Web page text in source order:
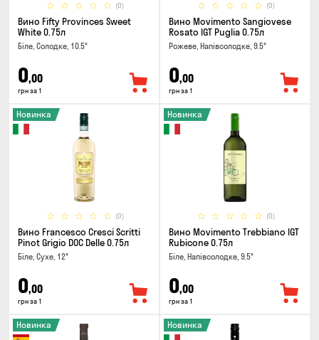
(0)
Вино Fifty Provinces Sweet
White 0.75л
Біле, Солодке, 10.5°
0,00
грн за 1
(0)
Вино Movimento Sangiovese
Rosato IGT Puglia 0.75л
Рожеве, Напівсолодке, 9.5°
0,00
грн за 1
(0)
Новинка
Вино Francesco Cresci Scritti
Pinot Grigio DOC Delle 0.75л
Біле, Сухе, 12°
0,00
грн за 1
(0)
Новинка
Вино Movimento Trebbiano IGT
Rubicone 0.75л
Біле, Напівсолодке, 9.5°
0,00
грн за 1
Новинка Новинка